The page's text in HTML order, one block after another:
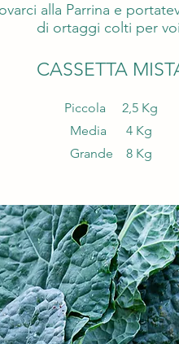
alla Parrina e
di ortaggi colti per
CASSETTA
Piccola 2,5 Kg
Media 4 Kg
Grande 8 Kg